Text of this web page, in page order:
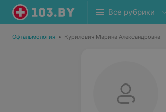
Все рубрики
Офтальмология • Курилович Марина Александровна